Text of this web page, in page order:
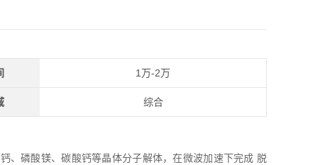
1万-2万
综合
、磷酸镁、碳酸钙等晶体分子解体，在微波加速下完成 脱